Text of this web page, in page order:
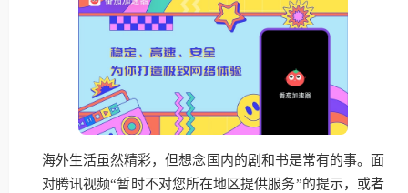
海外生活虽然精彩，但想念国内的剧和书是常有的事。面
对腾讯视频“暂时不对您所在地区提供服务”的提示，或者